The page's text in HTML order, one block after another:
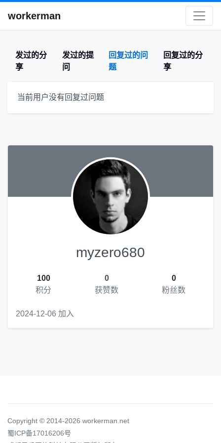
workerman
发过的分
享
发过的提
问
回复过的问
题
回复过的分
享
当前用户没有回复过问题
myzero680
100
积分
0
获赞数
0
粉丝数
2024-12-06 加入
Copyright © 2014-2026 workerman.net
蜀ICP备17016206号